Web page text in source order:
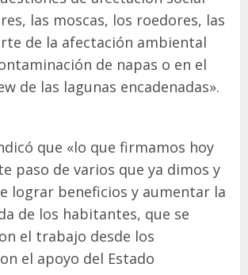
las moscas, los roedores, las
de la afectación ambiental
de napas o en el
de las lagunas encadenadas».
que «lo que firmamos hoy
paso de varios que ya dimos y
lograr beneficios y aumentar la
de los habitantes, que se
el trabajo desde los
el apoyo del Estado